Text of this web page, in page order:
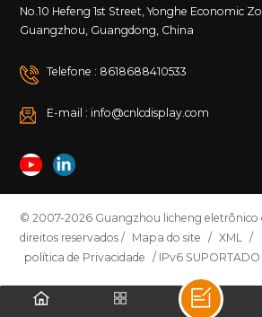
No.10 Hefeng 1st Street, Yonghe Economic
Guangzhou, Guangdong, China
Telefone : 8618688410533
E-mail : info@cnlcdisplay.com
© 2007-2026 Guangzhou licheng eletrônico
direitos reservados / Mapa do site / XML
/
política de Privacidade / IPv6 SUPORTADO